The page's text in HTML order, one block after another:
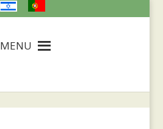
MENU